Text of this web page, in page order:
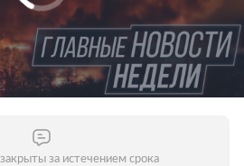
за истечением срока